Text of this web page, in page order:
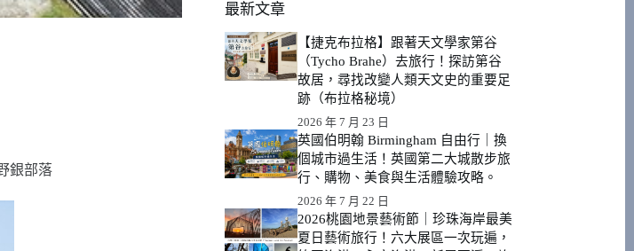
類
最新文章
【捷克布拉格】跟著天文學家第谷
（Tycho Brahe）去旅行！探訪第谷
故居，尋找改變人類天文史的重要足
跡（布拉格秘境）
2026 年 7 月 23 日
英國伯明翰 Birmingham 自由行｜換
個城市過生活！英國第二大城散步旅
行、購物、美食與生活體驗攻略。
2026 年 7 月 22 日
2026桃園地景藝術節｜珍珠海岸最美
夏日藝術旅行！六大展區一次玩遍，